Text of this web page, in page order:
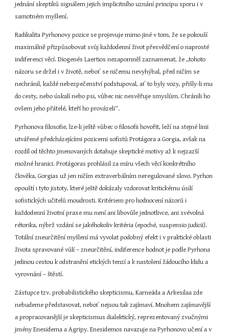
jednání skeptiků signálem jejich implicitního uznání principu sporu i v
samotném myšlení.
Radikalita Pyrhonovy pozice se projevuje mimo jiné v tom, že se pokouší
maximálně přizpůsobovat svůj každodenní život přesvědčení o naprosté
indiferenci věcí. Diogenés Laertios nezapomněl zaznamenat, že „tohoto
názoru se držel i v životě, neboť se ničemu nevyhýbal, před ničím se
nechránil, každé nebezpečenství podstupoval, ať to byly vozy, přišly-li mu
do cesty, nebo úskalí nebo psi, vůbec nic nesvěřuje smyslům. Chránili ho
ovšem jeho přátelé, kteří ho provázeli“.
Pyrhonova filosofie, lze-li ještě vůbec o filosofii hovořit, leží na stejné linii
utvářené předcházejícími pozicemi sofistů Protágora a Gorgia, avšak na
rozdíl od těchto jmenovaných dotahuje skeptické motivy až k nejzazší
možné hranici. Protágoras prohlásil za míru všech věcí konkrétního
člověka, Gorgias už jen ničím extraverbálním neregulované slovo. Pyrhon
opouští i tyto jistoty, které ještě dokázaly vzdorovat kritickému úsilí
sofistických učitelů moudrosti. Kritériem pro hodnocení názorů i
každodenní životní praxe mu není ani libovůle jednotlivce, ani svévolná
rétorika, nýbrž vzdání se jakéhokoliv kritéria (epoché, suspensio judicii).
Totální zneurčitění myšlení má vyvolat podobný efekt i v praktické oblasti
života spravované vůlí – zneurčitění, indiference hodnot je podle Pyrhona
jedinou cestou k odstranění etických tenzí a k nastolení žádoucího klidu a
vyrovnání – štěstí.
Zástupce tzv. probabilistického skepticismu, Karneáda a Arkesilaa zde
nebudeme představovat, neboť nejsou tak zajímaví. Mnohem zajímavější
a propracovanější je skepticismus dialektický, reprezentovaný zvučnými
jmény Enesidema a Agripy. Enesidemos navazuje na Pyrhonovo učení a v